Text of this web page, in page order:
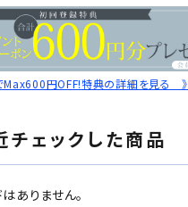
Max600円OFF!特典の詳細を見る 》
チェックした商品
ありません。